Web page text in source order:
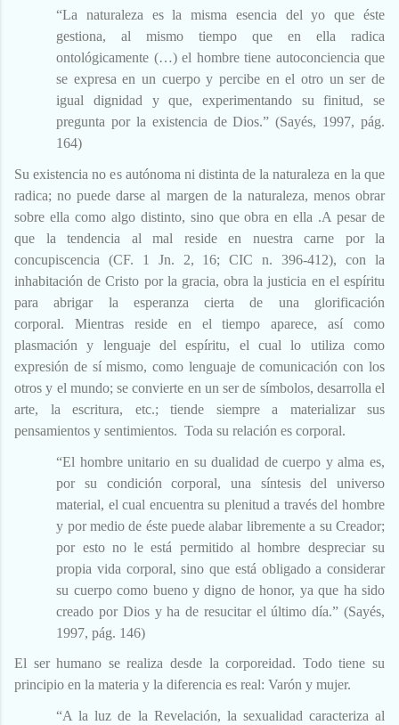
“La naturaleza es la misma esencia del yo que éste
gestiona, al mismo tiempo que en ella radica
ontológicamente (…) el hombre tiene autoconciencia que
se expresa en un cuerpo y percibe en el otro un ser de
igual dignidad y que, experimentando su finitud, se
pregunta por la existencia de Dios.”(Sayés, 1997, pág.
164)
Su existencia no es autónoma ni distinta de la naturaleza en la que
radica; no puede darse al margen de la naturaleza, menos obrar
sobre ella como algo distinto, sino que obra en ella .A pesar de
que la tendencia al mal reside en nuestra carne por la
concupiscencia (CF. 1 Jn. 2, 16; CIC n. 396-412), con la
inhabitación de Cristo por la gracia, obra la justicia en el espíritu
para abrigar la esperanza cierta de una glorificación
corporal. Mientras reside en el tiempo aparece, así como
plasmación y lenguaje del espíritu, el cual lo utiliza como
expresión de sí mismo, como lenguaje de comunicación con los
otros y el mundo; se convierte en un ser de símbolos, desarrolla el
arte, la escritura, etc.; tiende siempre a materializar sus
pensamientos y sentimientos. Toda su relación es corporal.
“El hombre unitario en su dualidad de cuerpo y alma es,
por su condición corporal, una síntesis del universo
material, el cual encuentra su plenitud a través del hombre
y por medio de éste puede alabar libremente a su Creador;
por esto no le está permitido al hombre despreciar su
propia vida corporal, sino que está obligado a considerar
su cuerpo como bueno y digno de honor, ya que ha sido
creado por Dios y ha de resucitar el último día.” (Sayés,
1997, pág. 146)
El ser humano se realiza desde la corporeidad. Todo tiene su
principio en la materia y la diferencia es real: Varón y mujer.
“A la luz de la Revelación, la sexualidad caracteriza al